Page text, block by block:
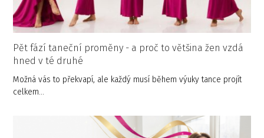
Pět fází taneční proměny - a proč to většina žen vzdá
hned v té druhé
Možná vás to překvapí, ale každý musí během výuky tance projít
celkem…